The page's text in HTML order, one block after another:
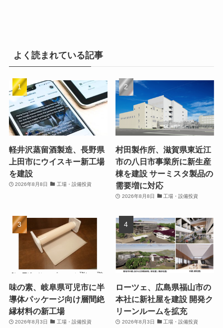
よく読まれている記事
軽井沢蒸留酒製造、長野県
上田市にウイスキー新工場
を建設
2026年8月8日 工場・設備投資
村田製作所、滋賀県東近江
市の八日市事業所に新生産
棟を建設 サーミスタ製品の
需要増に対応
2026年8月8日 工場・設備投資
味の素、岐阜県可児市に半
導体パッケージ向け層間絶
縁材料の新工場
2026年8月3日 工場・設備投資
ローツェ、広島県福山市の
本社に新社屋を建設 開発ク
リーンルームを拡充
2026年8月3日 工場・設備投資